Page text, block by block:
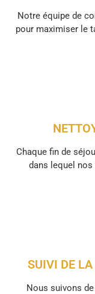
Notre équipe de
pour maximiser le
Chaque fin de
dans lequel
SUIVI DE
Nous suivons